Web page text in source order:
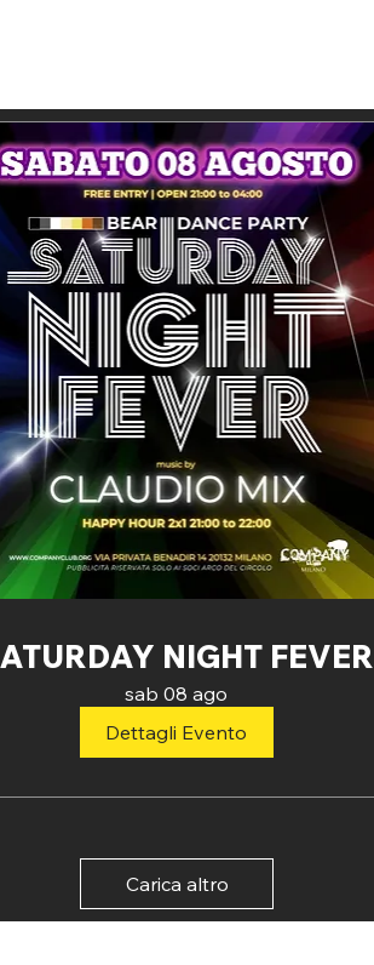
NIGHT FEVER
sab 08 ago
Dettagli Evento
Carica altro